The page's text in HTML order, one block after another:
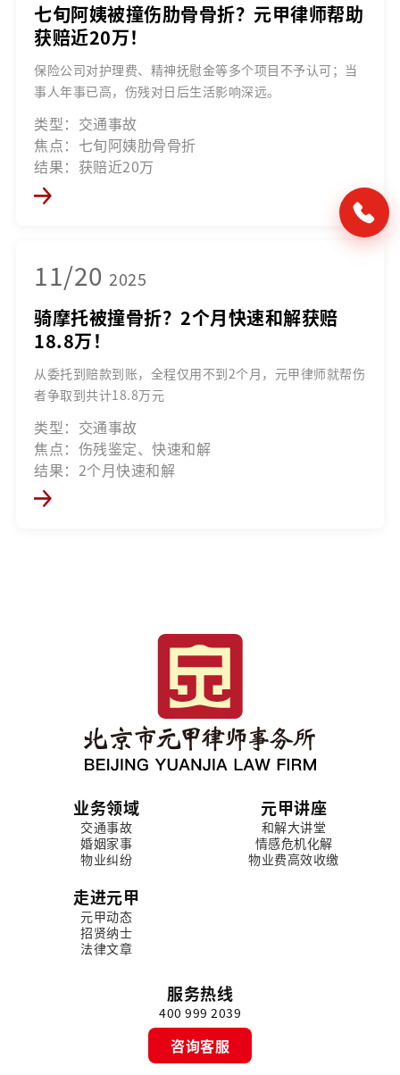
七旬阿姨被撞伤肋骨骨折？元甲律师帮助
获赔近20万！
保险公司对护理费、精神抚慰金等多个项目不予认可；当
事人年事已高，伤残对日后生活影响深远。
类型：交通事故
焦点：七旬阿姨肋骨骨折
结果：获赔近20万
11/20 2025
骑摩托被撞骨折？2个月快速和解获赔
18.8万！
从委托到赔款到账，全程仅用不到2个月，元甲律师就帮伤
者争取到共计18.8万元
类型：交通事故
焦点：伤残鉴定、快速和解
结果：2个月快速和解
业务领域
交通事故
婚姻家事
物业纠纷
元甲讲座
和解大讲堂
情感危机化解
物业费高效收缴
走进元甲
元甲动态
招贤纳士
法律文章
服务热线
400 999 2039
咨询客服